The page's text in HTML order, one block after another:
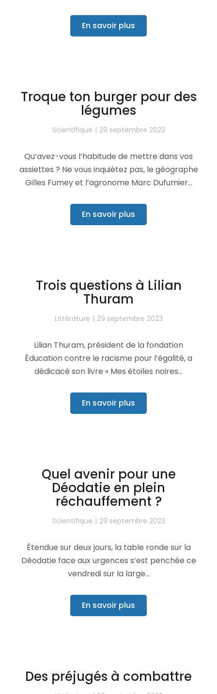
En savoir plus
Troque ton burger pour des
légumes
Scientifique 29 septembre 2023
Qu’avez-vous l’habitude de mettre dans vos
assiettes ? Ne vous inquiétez pas, le géographe
Gilles Fumey et l’agronome Marc Dufumier…
En savoir plus
Trois questions à Lilian
Thuram
Littérature 29 septembre 2023
Lilian Thuram, président de la fondation
Éducation contre le racisme pour l’égalité, a
dédicacé son livre « Mes étoiles noires…
En savoir plus
Quel avenir pour une
Déodatie en plein
réchauffement ?
Scientifique 29 septembre 2023
Étendue sur deux jours, la table ronde sur la
Déodatie face aux urgences s’est penchée ce
vendredi sur la large…
En savoir plus
Des préjugés à combattre